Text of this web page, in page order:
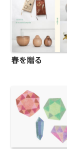
春を贈る